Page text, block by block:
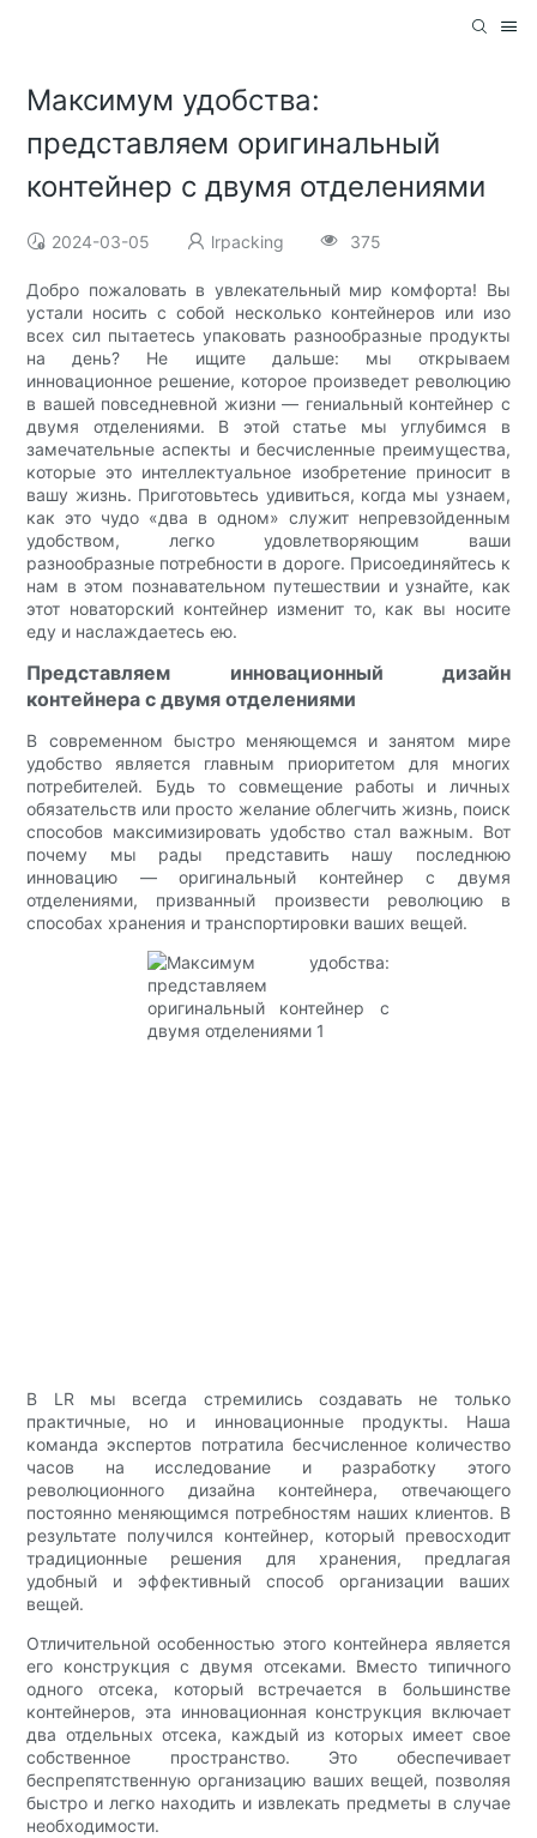
Максимум удобства:
представляем оригинальный
контейнер с двумя отделениями
2024-03-05 lrpacking 375
Добро пожаловать в увлекательный мир комфорта! Вы
устали носить с собой несколько контейнеров или изо
всех сил пытаетесь упаковать разнообразные продукты
на день? Не ищите дальше: мы открываем
инновационное решение, которое произведет революцию
в вашей повседневной жизни — гениальный контейнер с
двумя отделениями. В этой статье мы углубимся в
замечательные аспекты и бесчисленные преимущества,
которые это интеллектуальное изобретение приносит в
вашу жизнь. Приготовьтесь удивиться, когда мы узнаем,
как это чудо «два в одном» служит непревзойденным
удобством, легко удовлетворяющим ваши
разнообразные потребности в дороге. Присоединяйтесь к
нам в этом познавательном путешествии и узнайте, как
этот новаторский контейнер изменит то, как вы носите
еду и наслаждаетесь ею.
Представляем инновационный дизайн
контейнера с двумя отделениями
В современном быстро меняющемся и занятом мире
удобство является главным приоритетом для многих
потребителей. Будь то совмещение работы и личных
обязательств или просто желание облегчить жизнь, поиск
способов максимизировать удобство стал важным. Вот
почему мы рады представить нашу последнюю
инновацию — оригинальный контейнер с двумя
отделениями, призванный произвести революцию в
способах хранения и транспортировки ваших вещей.
В LR мы всегда стремились создавать не только
практичные, но и инновационные продукты. Наша
команда экспертов потратила бесчисленное количество
часов на исследование и разработку этого
революционного дизайна контейнера, отвечающего
постоянно меняющимся потребностям наших клиентов. В
результате получился контейнер, который превосходит
традиционные решения для хранения, предлагая
удобный и эффективный способ организации ваших
вещей.
Отличительной особенностью этого контейнера является
его конструкция с двумя отсеками. Вместо типичного
одного отсека, который встречается в большинстве
контейнеров, эта инновационная конструкция включает
два отдельных отсека, каждый из которых имеет свое
собственное пространство. Это обеспечивает
беспрепятственную организацию ваших вещей, позволяя
быстро и легко находить и извлекать предметы в случае
необходимости.